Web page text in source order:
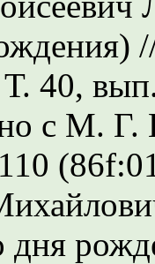
40,
с М.
дня